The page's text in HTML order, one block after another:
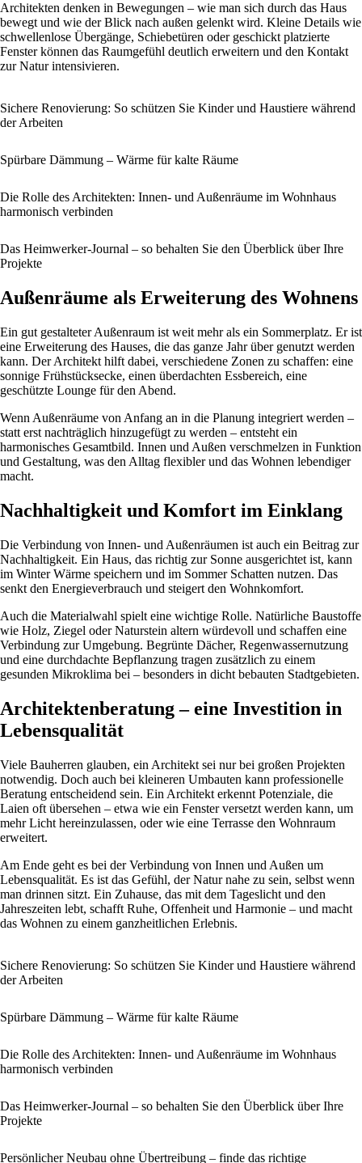
Architekten denken in Bewegungen – wie man sich durch das Haus
bewegt und wie der Blick nach außen gelenkt wird. Kleine Details wie
schwellenlose Übergänge, Schiebetüren oder geschickt platzierte
Fenster können das Raumgefühl deutlich erweitern und den Kontakt
zur Natur intensivieren.
Sichere Renovierung: So schützen Sie Kinder und Haustiere während
der Arbeiten
Spürbare Dämmung – Wärme für kalte Räume
Die Rolle des Architekten: Innen- und Außenräume im Wohnhaus
harmonisch verbinden
Das Heimwerker-Journal – so behalten Sie den Überblick über Ihre
Projekte
Außenräume als Erweiterung des Wohnens
Ein gut gestalteter Außenraum ist weit mehr als ein Sommerplatz. Er ist
eine Erweiterung des Hauses, die das ganze Jahr über genutzt werden
kann. Der Architekt hilft dabei, verschiedene Zonen zu schaffen: eine
sonnige Frühstücksecke, einen überdachten Essbereich, eine
geschützte Lounge für den Abend.
Wenn Außenräume von Anfang an in die Planung integriert werden –
statt erst nachträglich hinzugefügt zu werden – entsteht ein
harmonisches Gesamtbild. Innen und Außen verschmelzen in Funktion
und Gestaltung, was den Alltag flexibler und das Wohnen lebendiger
macht.
Nachhaltigkeit und Komfort im Einklang
Die Verbindung von Innen- und Außenräumen ist auch ein Beitrag zur
Nachhaltigkeit. Ein Haus, das richtig zur Sonne ausgerichtet ist, kann
im Winter Wärme speichern und im Sommer Schatten nutzen. Das
senkt den Energieverbrauch und steigert den Wohnkomfort.
Auch die Materialwahl spielt eine wichtige Rolle. Natürliche Baustoffe
wie Holz, Ziegel oder Naturstein altern würdevoll und schaffen eine
Verbindung zur Umgebung. Begrünte Dächer, Regenwassernutzung
und eine durchdachte Bepflanzung tragen zusätzlich zu einem
gesunden Mikroklima bei – besonders in dicht bebauten Stadtgebieten.
Architektenberatung – eine Investition in
Lebensqualität
Viele Bauherren glauben, ein Architekt sei nur bei großen Projekten
notwendig. Doch auch bei kleineren Umbauten kann professionelle
Beratung entscheidend sein. Ein Architekt erkennt Potenziale, die
Laien oft übersehen – etwa wie ein Fenster versetzt werden kann, um
mehr Licht hereinzulassen, oder wie eine Terrasse den Wohnraum
erweitert.
Am Ende geht es bei der Verbindung von Innen und Außen um
Lebensqualität. Es ist das Gefühl, der Natur nahe zu sein, selbst wenn
man drinnen sitzt. Ein Zuhause, das mit dem Tageslicht und den
Jahreszeiten lebt, schafft Ruhe, Offenheit und Harmonie – und macht
das Wohnen zu einem ganzheitlichen Erlebnis.
Sichere Renovierung: So schützen Sie Kinder und Haustiere während
der Arbeiten
Spürbare Dämmung – Wärme für kalte Räume
Die Rolle des Architekten: Innen- und Außenräume im Wohnhaus
harmonisch verbinden
Das Heimwerker-Journal – so behalten Sie den Überblick über Ihre
Projekte
Persönlicher Neubau ohne Übertreibung – finde das richtige